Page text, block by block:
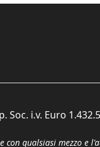
i.v. Euro
qualsiasi mezzo e